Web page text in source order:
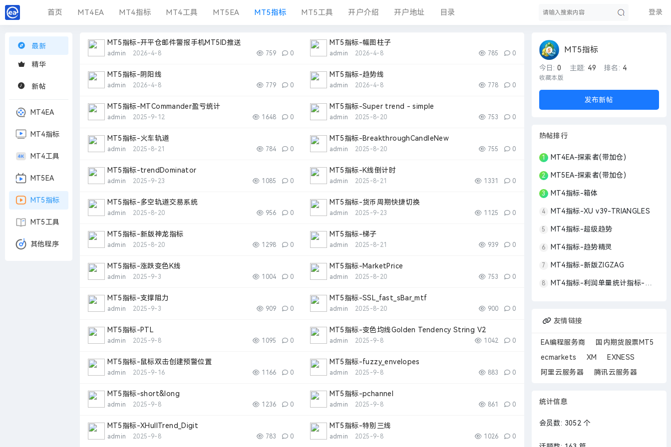
登录
首页 MT4EA MT4指标 MT4工具 MT5EA MT5指标 MT5工具 开户介绍 开户地址 目录
搜
最新
精华
新帖
MT4EA
MT4指标
MT4工具
MT5EA
MT5指标
MT5工具
其他程序
MT5指标-开平仓邮件警报手机MT5ID推送
admin 2026-4-8 759 0
MT5指标-幅图柱子
admin 2026-4-8 785 0
MT5指标-阴阳线
admin 2026-4-8 779 0
MT5指标-趋势线
admin 2026-4-8 778 0
MT5指标-MTCommander盈亏统计
admin 2025-9-12 1648 0
MT5指标-Super trend - simple
admin 2025-8-20 753 0
MT5指标-火车轨道
admin 2025-8-21 784 0
MT5指标-BreakthroughCandleNew
admin 2025-8-20 755 0
MT5指标-trendDominator
admin 2025-9-23 1085 0
MT5指标-K线倒计时
admin 2025-8-21 1331 0
MT5指标-多空轨道交易系统
admin 2025-8-20 956 0
MT5指标-货币周期快捷切换
admin 2025-9-23 1125 0
MT5指标-新版神龙指标
admin 2025-8-20 1298 0
MT5指标-梯子
admin 2025-8-21 939 0
MT5指标-涨跌变色K线
admin 2025-9-3 1004 0
MT5指标-MarketPrice
admin 2025-8-20 753 0
MT5指标-支撑阻力
admin 2025-9-3 909 0
MT5指标-SSL_fast_sBar_mtf
admin 2025-8-20 900 0
MT5指标-PTL
admin 2025-9-8 1095 0
MT5指标-变色均线Golden Tendency String V2
admin 2025-9-8 1042 0
MT5指标-鼠标双击创建预警位置
admin 2025-9-16 1166 0
MT5指标-fuzzy_envelopes
admin 2025-9-8 883 0
MT5指标-short&long
admin 2025-9-8 1236 0
MT5指标-pchannel
admin 2025-9-8 861 0
MT5指标-XHullTrend_Digit
admin 2025-9-8 783 0
MT5指标-特别三线
admin 2025-9-8 1026 0
MT5指标
今日:0 主题: 49 排名: 4
收藏本版
发布新帖
热帖排行
1 MT4EA-探索者(带加仓)
2 MT5EA-探索者(带加仓)
3 MT4指标-箱体
4 MT4指标-XU v39-TRIANGLES
5 MT4指标-超级趋势
6 MT4指标-趋势精灵
7 MT4指标-新版ZIGZAG
8 MT4指标-利润单量统计指标-折线图-柱形图
友情链接
EA编程服务商
国内期货股票MT5
ecmarkets
XM
EXNESS
阿里云服务器
腾讯云服务器
统计信息
会员数: 3052 个